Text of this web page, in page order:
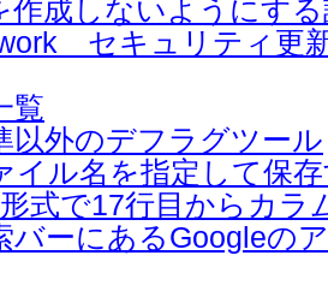
作成しないようにす
セキュリティ
覧
以外のデフラグツール
イル名を指定して保
式で17行目からカラ
バーにあるGoogleの